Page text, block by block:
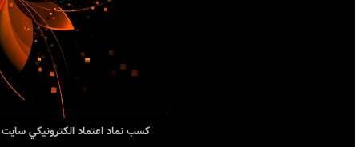
کسب نماد اعتماد الکترونيکي